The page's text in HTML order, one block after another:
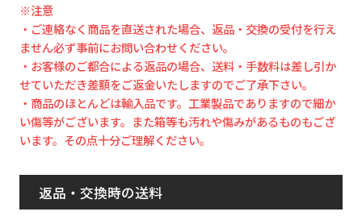
※注意
・ご連絡なく商品を直送された場合、返品・交換の受付を行え
ません必ず事前にお問い合わせください。
・お客様のご都合による返品の場合、送料・手数料は差し引か
せていただき差額をご返金いたしますのでご了承下さい。
・商品のほとんどは輸入品です。工業製品でありますので細か
い傷等がございます。また箱等も汚れや傷みがあるものもござ
います。その点十分ご理解ください。
返品・交換時の送料